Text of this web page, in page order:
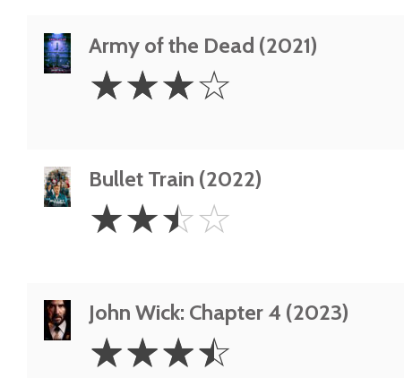
Army of the Dead (2021)
Stars
☆☆☆☆
Bullet Train (2022)
2.5
Stars
☆☆☆☆
John Wick: Chapter 4 (2023)
3.5
Stars
☆☆☆☆